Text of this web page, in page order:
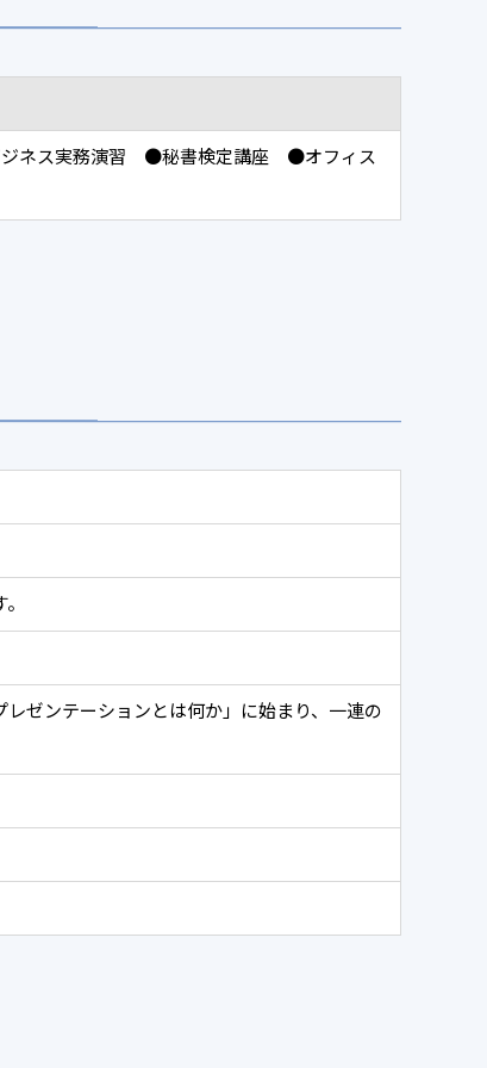
ネス実務演習 ●秘書検定講座 ●オフィス
ゼンテーションとは何か」に始まり、一連の